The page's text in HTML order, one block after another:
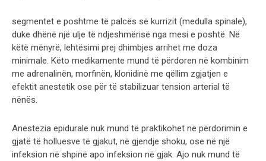
segmentet e poshtme të palcës së kurrizit (medulla spinale),
duke dhënë një ulje të ndjeshmërisë nga mesi e poshtë. Në
këtë mënyrë, lehtësimi prej dhimbjes arrihet me doza
minimale. Këto medikamente mund të përdoren në kombinim
me adrenalinën, morfinën, klonidinë me qëllim zgjatjen e
efektit anestetik ose për të stabilizuar tension arterial të
nënës.
Anestezia epidurale nuk mund të praktikohet në përdorimin e
gjatë të holluesve të gjakut, në gjendje shoku, ose në një
infeksion në shpinë apo infeksion në gjak. Ajo nuk mund të